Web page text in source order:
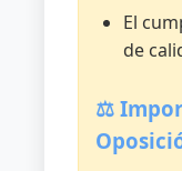
los
y
El
de
⚖️